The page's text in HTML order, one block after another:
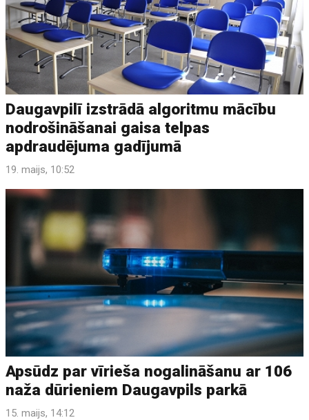
Daugavpilī izstrādā algoritmu mācību
nodrošināšanai gaisa telpas
apdraudējuma gadījumā
19. maijs, 10:52
Apsūdz par vīrieša nogalināšanu ar 106
naža dūrieniem Daugavpils parkā
15. maijs, 14:12